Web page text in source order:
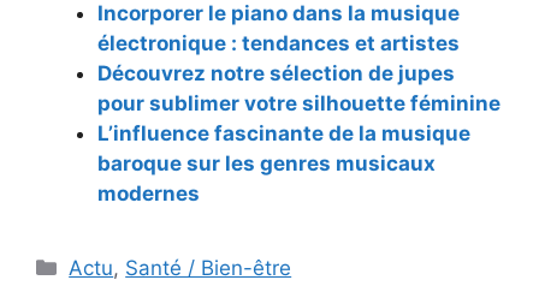
Incorporer le piano dans la musique
électronique : tendances et artistes
Découvrez notre sélection de jupes
pour sublimer votre silhouette féminine
L’influence fascinante de la musique
baroque sur les genres musicaux
modernes
Catégories
Actu, Santé / Bien-être